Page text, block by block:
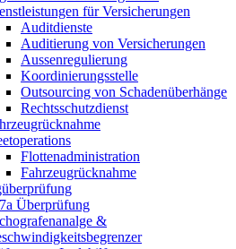
für Versicherungen
Auditdienste
Auditierung von Versicherungen
Aussenregulierung
Koordinierungsstelle
Outsourcing von Schadenüberhänge
Rechtsschutzdienst
Flottenadministration
Fahrzeugrücknahme
Überprüfung
&